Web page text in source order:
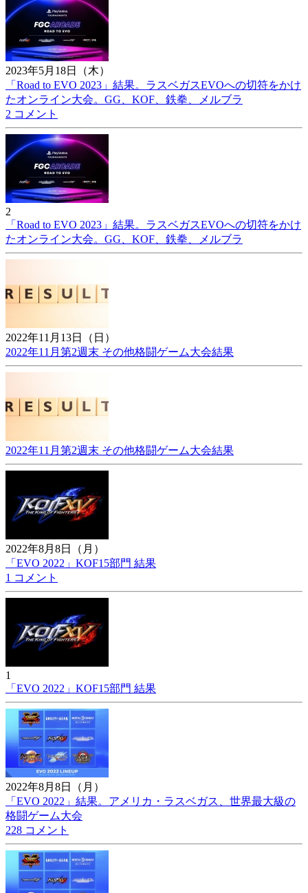
2023年5月18日（木）
「Road to EVO 2023」結果。ラスベガスEVOへの切符をかけ
たオンライン大会。GG、KOF、鉄拳、メルブラ
2 コメント
2
「Road to EVO 2023」結果。ラスベガスEVOへの切符をかけ
たオンライン大会。GG、KOF、鉄拳、メルブラ
2022年11月13日（日）
2022年11月第2週末 その他格闘ゲーム大会結果
2022年11月第2週末 その他格闘ゲーム大会結果
2022年8月8日（月）
「EVO 2022」KOF15部門 結果
1 コメント
1
「EVO 2022」KOF15部門 結果
2022年8月8日（月）
「EVO 2022」結果。アメリカ・ラスベガス、世界最大級の
格闘ゲーム大会
228 コメント